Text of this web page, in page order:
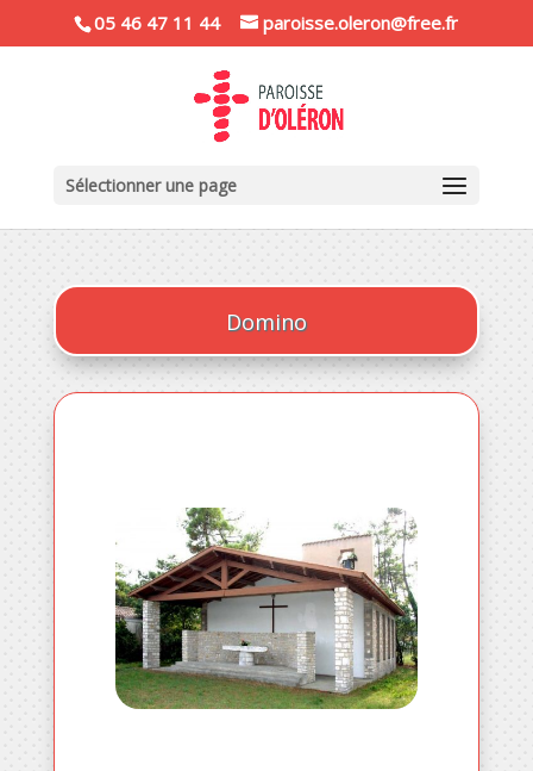
05 46 47 11 44 paroisse.oleron@free.fr
Sélectionner une page
Domino